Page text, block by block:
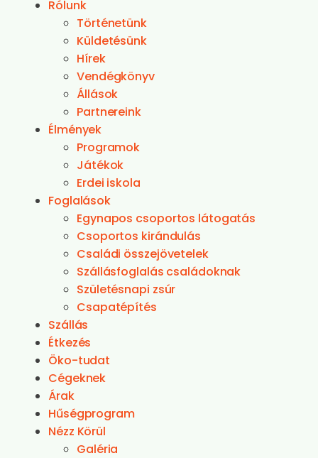
Rólunk
Történetünk
Küldetésünk
Hírek
Vendégkönyv
Állások
Partnereink
Élmények
Programok
Játékok
Erdei iskola
Foglalások
Egynapos csoportos látogatás
Csoportos kirándulás
Családi összejövetelek
Szállásfoglalás családoknak
Születésnapi zsúr
Csapatépítés
Szállás
Étkezés
Öko-tudat
Cégeknek
Árak
Hűségprogram
Nézz Körül
Galéria